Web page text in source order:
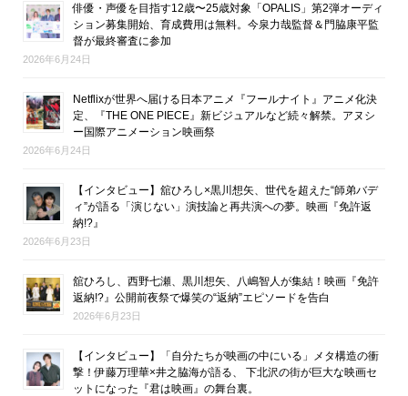
俳優・声優を目指す12歳〜25歳対象「OPALIS」第2弾オーディ
ション募集開始、育成費用は無料。今泉力哉監督＆門脇康平監
督が最終審査に参加
2026年6月24日
Netflixが世界へ届ける日本アニメ『フールナイト』アニメ化決
定、『THE ONE PIECE』新ビジュアルなど続々解禁。アヌシ
ー国際アニメーション映画祭
2026年6月24日
【インタビュー】舘ひろし×黒川想矢、世代を超えた“師弟バデ
ィ”が語る「演じない」演技論と再共演への夢。映画『免許返
納!?』
2026年6月23日
舘ひろし、西野七瀬、黒川想矢、八嶋智人が集結！映画『免許
返納!?』公開前夜祭で爆笑の“返納”エピソードを告白
2026年6月23日
【インタビュー】「自分たちが映画の中にいる」メタ構造の衝
撃！伊藤万理華×井之脇海が語る、 下北沢の街が巨大な映画セ
ットになった『君は映画』の舞台裏。